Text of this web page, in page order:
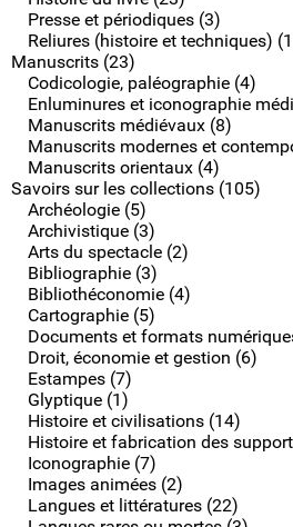
Presse et périodiques (3)
Reliures (histoire et techniques)
Manuscrits (23)
Codicologie, paléographie (4)
Enluminures et iconographie
Manuscrits médiévaux (8)
Manuscrits modernes et
Manuscrits orientaux (4)
Savoirs sur les collections (105)
Archéologie (5)
Archivistique (3)
Arts du spectacle (2)
Bibliographie (3)
Bibliothéconomie (4)
Cartographie (5)
Documents et formats
Droit, économie et gestion (6)
Estampes (7)
Glyptique (1)
Histoire et civilisations (14)
Histoire et fabrication des
Iconographie (7)
Images animées (2)
Langues et littératures (22)